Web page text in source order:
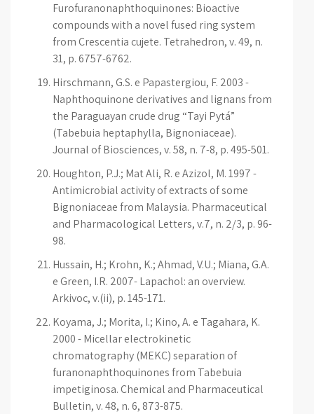
Furofuranonaphthoquinones: Bioactive
compounds with a novel fused ring system
from Crescentia cujete. Tetrahedron, v. 49, n.
31, p. 6757-6762.
Hirschmann, G.S. e Papastergiou, F. 2003 -
Naphthoquinone derivatives and lignans from
the Paraguayan crude drug “Tayi Pytá”
(Tabebuia heptaphylla, Bignoniaceae).
Journal of Biosciences, v. 58, n. 7-8, p. 495-501.
Houghton, P.J.; Mat Ali, R. e Azizol, M. 1997 -
Antimicrobial activity of extracts of some
Bignoniaceae from Malaysia. Pharmaceutical
and Pharmacological Letters, v.7, n. 2/3, p. 96-
98.
Hussain, H.; Krohn, K.; Ahmad, V.U.; Miana, G.A.
e Green, I.R. 2007- Lapachol: an overview.
Arkivoc, v.(ii), p. 145-171.
Koyama, J.; Morita, I.; Kino, A. e Tagahara, K.
2000 - Micellar electrokinetic
chromatography (MEKC) separation of
furanonaphthoquinones from Tabebuia
impetiginosa. Chemical and Pharmaceutical
Bulletin, v. 48, n. 6, 873-875.